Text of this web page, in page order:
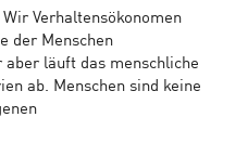
Verhaltensökonomen
der Menschen
läuft das menschliche
ab. Menschen sind keine